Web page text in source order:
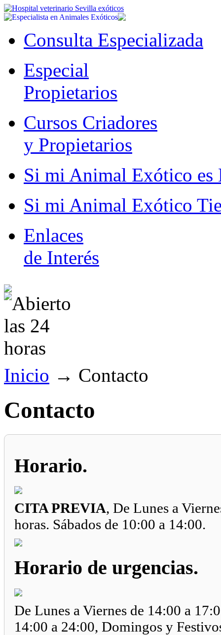
Consulta Especializada
Especial
Propietarios
Cursos Criadores
y Propietarios
Si mi Animal Exótico es
Si mi Animal Exótico
Enlaces
de Interés
Inicio → Contacto
Contacto
Horario.
CITA PREVIA, De Lunes a
horas. Sábados de 10:00 a 14:00.
Horario de urgencias.
De Lunes a Viernes de 14:00 a
14:00 a 24:00, Domingos y